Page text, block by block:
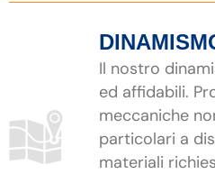
Il nostro
ed affidabili.
meccaniche
particolari a
materiali